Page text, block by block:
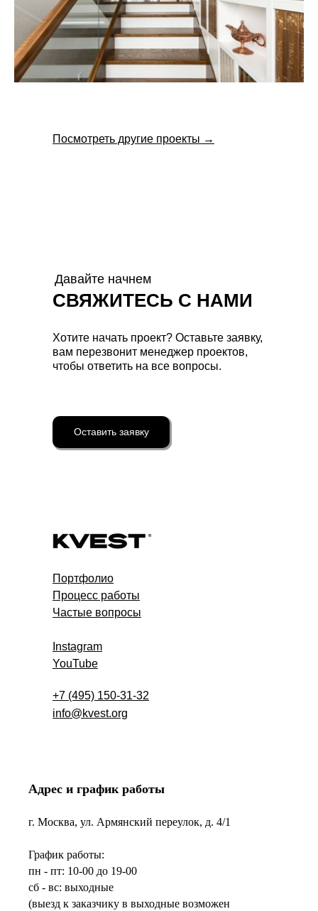
Посмотреть другие проекты →
СВЯЖИТЕСЬ С НАМИ
Давайте начнем
Хотите начать проект? Оставьте заявку,
вам перезвонит менеджер проектов,
чтобы ответить на все вопросы.
Оставить заявку
Портфолио
Процесс работы
Частые вопросы
Instagram
YouTube
+7 (495) 150-31-32
info@kvest.org
Адрес и график работы
г. Москва, ул. Армянский переулок, д. 4/1
График работы:
пн - пт: 10-00 до 19-00
сб - вс: выходные
(выезд к заказчику в выходные возможен